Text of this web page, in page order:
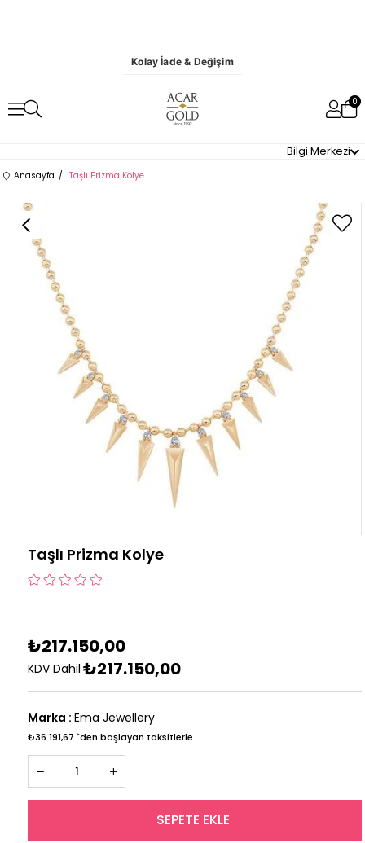
Kolay İade & Değişim
0
Bilgi Merkezi
Anasayfa Taşlı Prizma Kolye
Taşlı Prizma Kolye
₺217.150,00
KDV Dahil ₺217.150,00
Marka : Ema Jewellery
₺36.191,67 `den başlayan taksitlerle